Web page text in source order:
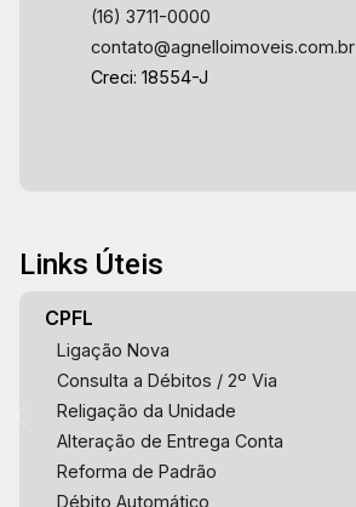
(16) 3711-0000
contato@agnelloimoveis.com.br
Creci: 18554-J
Links Úteis
CPFL
Ligação Nova
Consulta a Débitos / 2º Via
Religação da Unidade
Alteração de Entrega Conta
Reforma de Padrão
Débito Automático